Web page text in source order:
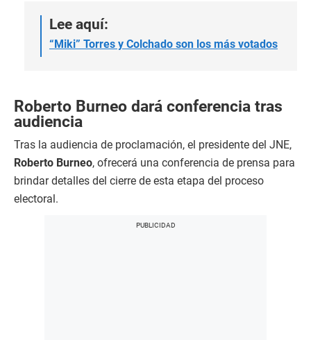
Lee aquí:
“Miki” Torres y Colchado son los más votados
Roberto Burneo dará conferencia tras
audiencia
Tras la audiencia de proclamación, el presidente del JNE,
Roberto Burneo, ofrecerá una conferencia de prensa para
brindar detalles del cierre de esta etapa del proceso
electoral.